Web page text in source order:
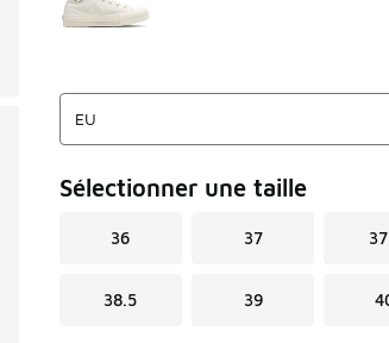
Sélectionner une taille
36 37
38.5 39